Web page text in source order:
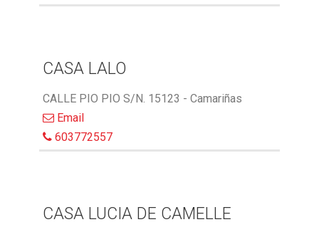
CASA LALO
CALLE PIO PIO S/N. 15123 - Camariñas
Email
603772557
CASA LUCIA DE CAMELLE